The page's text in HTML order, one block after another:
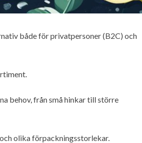
både för privatpersoner (B2C) och
behov, från små hinkar till större
olika förpackningsstorlekar.